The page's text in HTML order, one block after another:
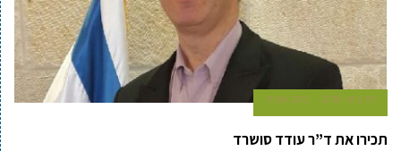
19 ביוני 2016 כתב אורח
תכירו את ד”ר עודד סושרד